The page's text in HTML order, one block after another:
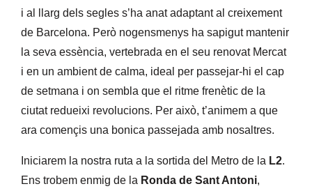
i al llarg dels segles s’ha anat adaptant al creixement
de Barcelona. Però nogensmenys ha sapigut mantenir
la seva essència, vertebrada en el seu renovat Mercat
i en un ambient de calma, ideal per passejar-hi el cap
de setmana i on sembla que el ritme frenètic de la
ciutat redueixi revolucions. Per això, t’animem a que
ara començis una bonica passejada amb nosaltres.
Iniciarem la nostra ruta a la sortida del Metro de la L2.
Ens trobem enmig de la Ronda de Sant Antoni,